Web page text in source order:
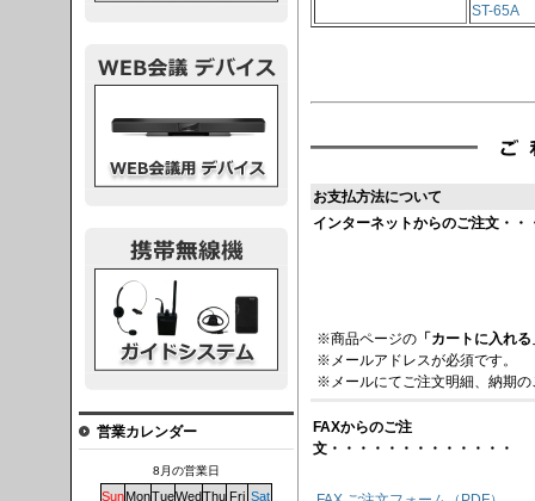
ST-65A
お支払方法について
インターネットからのご注文・・
※商品ページの 「カートに入れる
※メールアドレスが必須です。
※メールにてご注文明細、納期
FAXからのご注
文・・・・・・・・・・・・・
営業カレンダー
8月の営業日
SunMonTueWedThu Fri Sat